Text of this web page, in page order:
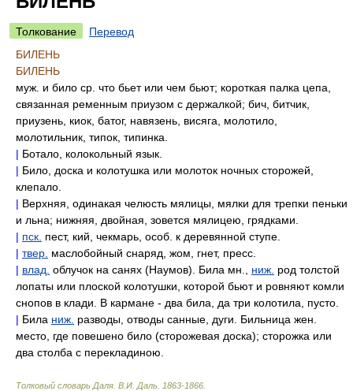
Толкование
Перевод
БИЛЕНЬ
БИЛЕНЬ
муж. и било ср. что бьет или чем бьют; короткая палка цепа,
связанная ременным приузом с держалкой; бич, битчик,
приузень, киок, батог, навязень, висяга, молотило,
молотильник, типок, типинка.
| Ботало, колокольный язык.
| Било, доска и колотушка или молоток ночных сторожей,
клепало.
| Верхняя, одинакая челюсть мялицы, мялки для трепки пеньки
и льна; нижняя, двойная, зовется мялицею, грядками.
| пск. пест, кий, чекмарь, особ. к деревянной ступе.
| твер. маслобойный снаряд, жом, гнет, пресс.
| влад. облучок на санях (Наумов). Била мн., ниж. род толстой
лопаты или плоской колотушки, которой бьют и ровняют комли
снопов в клади. В кармане - два била, да три колотила, пусто.
| Била ниж. разводы, отводы санные, дуги. Бильница жен.
место, где повешено било (сторожевая доска); сторожка или
два столба с перекладиною.
Толковый словарь Даля В.И. Даль. 1863-1866